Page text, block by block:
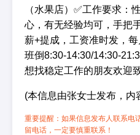
（水果店）✅工作要求：
心，有无经验均可，手把
薪+提成，工资准时发，
班倒8:30-14:30/14:30-
想找稳定工作的朋友欢迎
(本信息由张女士发布，内
重要提醒：如果信息发布人联系电
留电话，一定要慎重联系！